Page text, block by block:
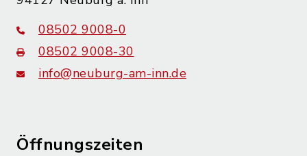
08502 9008-0
08502 9008-30
info@neuburg-am-inn.de
Öffnungszeiten